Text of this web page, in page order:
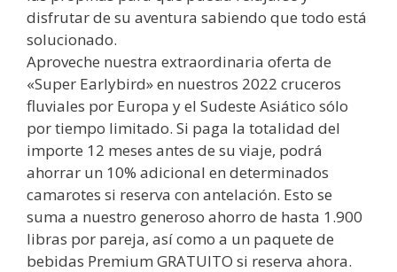
disfrutar de su aventura sabiendo que todo está
solucionado.
Aproveche nuestra extraordinaria oferta de
«Super Earlybird» en nuestros 2022 cruceros
fluviales por Europa y el Sudeste Asiático sólo
por tiempo limitado. Si paga la totalidad del
importe 12 meses antes de su viaje, podrá
ahorrar un 10% adicional en determinados
camarotes si reserva con antelación. Esto se
suma a nuestro generoso ahorro de hasta 1.900
libras por pareja, así como a un paquete de
bebidas Premium GRATUITO si reserva ahora.